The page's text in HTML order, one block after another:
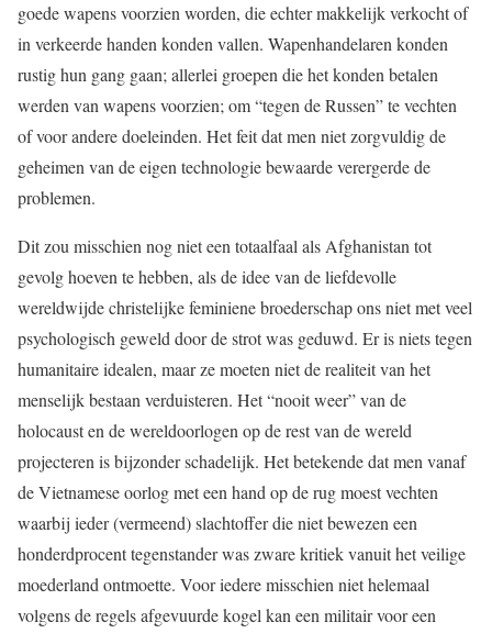
goede wapens voorzien worden, die echter makkelijk verkocht of
in verkeerde handen konden vallen. Wapenhandelaren konden
rustig hun gang gaan; allerlei groepen die het konden betalen
werden van wapens voorzien; om “tegen de Russen” te vechten
of voor andere doeleinden. Het feit dat men niet zorgvuldig de
geheimen van de eigen technologie bewaarde verergerde de
problemen.
Dit zou misschien nog niet een totaalfaal als Afghanistan tot
gevolg hoeven te hebben, als de idee van de liefdevolle
wereldwijde christelijke feminiene broederschap ons niet met veel
psychologisch geweld door de strot was geduwd. Er is niets tegen
humanitaire idealen, maar ze moeten niet de realiteit van het
menselijk bestaan verduisteren. Het “nooit weer” van de
holocaust en de wereldoorlogen op de rest van de wereld
projecteren is bijzonder schadelijk. Het betekende dat men vanaf
de Vietnamese oorlog met een hand op de rug moest vechten
waarbij ieder (vermeend) slachtoffer die niet bewezen een
honderdprocent tegenstander was zware kritiek vanuit het veilige
moederland ontmoette. Voor iedere misschien niet helemaal
volgens de regels afgevuurde kogel kan een militair voor een